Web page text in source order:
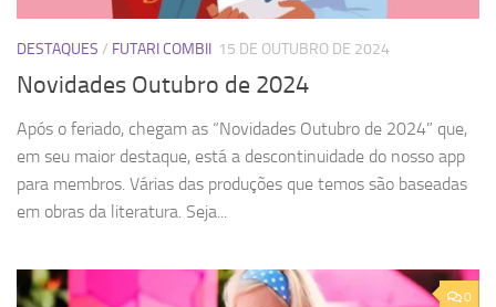
DESTAQUES / FUTARI COMBII 15 DE OUTUBRO DE 2024
Novidades Outubro de 2024
Após o feriado, chegam as “Novidades Outubro de 2024” que,
em seu maior destaque, está a descontinuidade do nosso app
para membros. Várias das produções que temos são baseadas
em obras da literatura. Seja...
0